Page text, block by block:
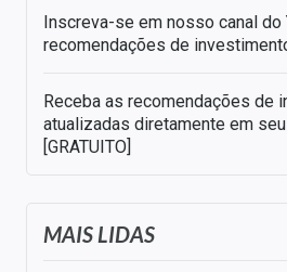
Inscreva-se em nosso canal do
recomendações de
Receba as recomendações de
atualizadas diretamente em
[GRATUITO]
MAIS LIDAS